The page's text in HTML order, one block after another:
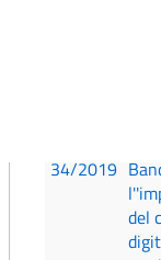
34/2019
del